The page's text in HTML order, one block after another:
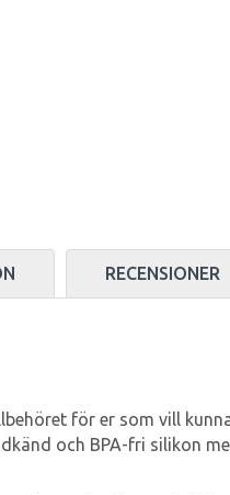
RECENSIONER
för er som vill
och BPA-fri silikon